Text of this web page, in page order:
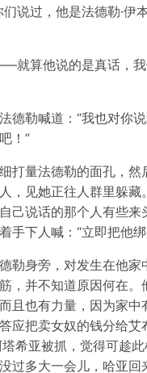
说过，他是法德勒·伊
就算他说的是真话，
德勒喊道：“我也对你
！”
打量法德勒的面孔，然
，见她正往人群里躲藏
己说话的那个人有些来
手下人喊：“立即把他
勒身旁，对发生在他家
，并不知道原因何在。
且也有力量，因为家中
应把卖女奴的钱分给艾
希亚被抓，觉得可趁
过多大一会儿，哈亚回